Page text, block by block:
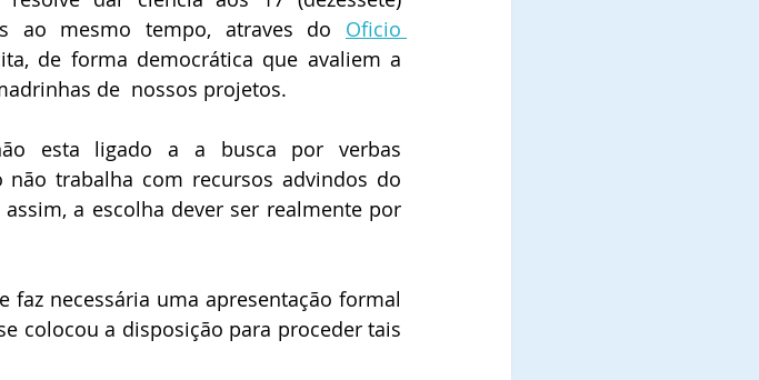
ao mesmo tempo, atraves do Oficio
de forma democrática que avaliem a
de  nossos projetos.
esta ligado a a busca por verbas
trabalha com recursos advindos do
a escolha dever ser realmente por
faz necessária uma apresentação formal
colocou a disposição para proceder tais